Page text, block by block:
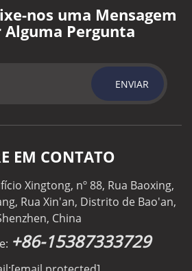
nos uma Mensagem
Alguma Pergunta
ENVIAR
EM CONTATO
Xingtong, nº 88, Rua Baoxing,
Rua Xin'an, Distrito de Bao'an,
China
+86-15387333729